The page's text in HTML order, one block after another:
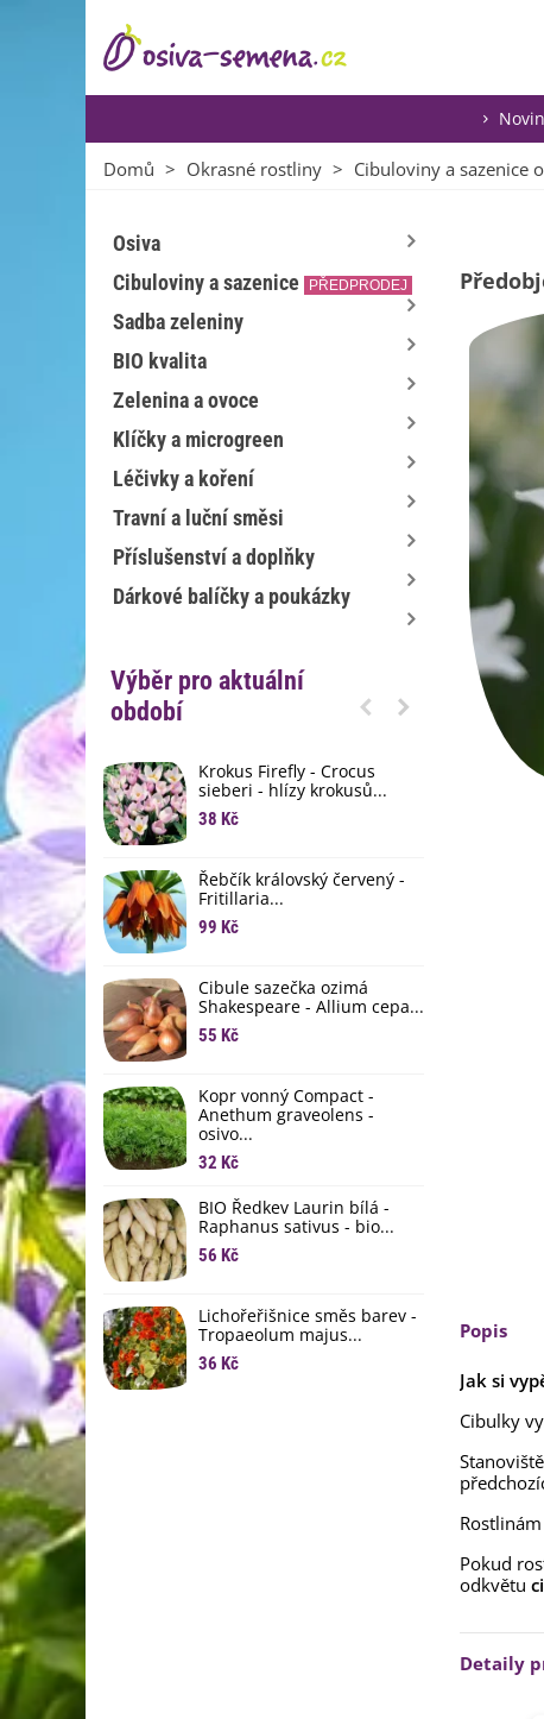
Domů > Okrasné rostliny > Cibuloviny a sazenice
Osiva
Cibuloviny a sazenice
PŘEDPRODEJ
Sadba zeleniny
BIO kvalita
Zelenina a ovoce
Klíčky a microgreen
Léčivky a koření
Travní a luční směsi
Příslušenství a doplňky
Dárkové balíčky a poukázky
Výběr pro aktuální
období
Krokus Firefly - Crocus
sieberi - hlízy krokusů...
38 Kč
Řebčík královský červený -
Fritillaria...
99 Kč
Cibule sazečka ozimá
Shakespeare - Allium cepa...
55 Kč
Kopr vonný Compact -
Anethum graveolens -
osivo...
32 Kč
BIO Ředkev Laurin bílá -
Raphanus sativus - bio...
56 Kč
Lichořeřišnice směs barev -
Tropaeolum majus...
36 Kč
Popis
Jak si
Cibulky
Pokud
odkvětu
Detaily